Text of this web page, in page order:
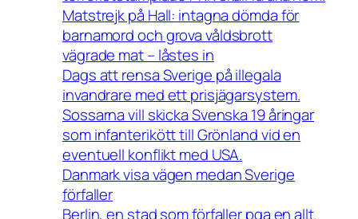
Matstrejk på Hall: intagna dömda för
barnamord och grova våldsbrott
vägrade mat – låstes in
Dags att rensa Sverige på illegala
invandrare med ett prisjägarsystem.
Sossarna vill skicka Svenska 19 åringar
som infanterikött till Grönland vid en
eventuell konflikt med USA.
Danmark visa vägen medan Sverige
förfaller
Berlin, en stad som förfaller pga en allt